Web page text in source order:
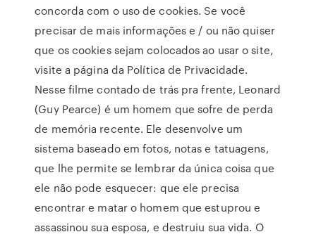
concorda com o uso de cookies. Se você
precisar de mais informações e / ou não quiser
que os cookies sejam colocados ao usar o site,
visite a página da Política de Privacidade.
Nesse filme contado de trás pra frente, Leonard
(Guy Pearce) é um homem que sofre de perda
de memória recente. Ele desenvolve um
sistema baseado em fotos, notas e tatuagens,
que lhe permite se lembrar da única coisa que
ele não pode esquecer: que ele precisa
encontrar e matar o homem que estuprou e
assassinou sua esposa, e destruiu sua vida. O